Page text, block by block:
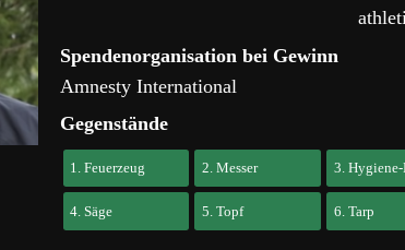
Spendenorganisation bei Gewinn
Amnesty International
Gegenstände
1. Feuerzeug 2. Messer 3.
4. Säge 5. Topf 6. Tarp